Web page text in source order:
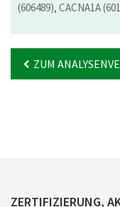
(606489), CACNA1A
ZUM
ZERTIFIZIERUNG,